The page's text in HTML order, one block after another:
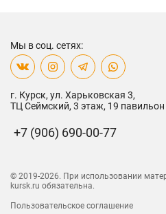
© 2019-2026. При использовании
kursk.ru обязательна.
Пользовательское соглашение
Мы в соц. сетях:
г. Курск, ул. Харьковская 3,
ТЦ Сеймский, 3 этаж, 19 павильон
+7 (906) 690-00-77